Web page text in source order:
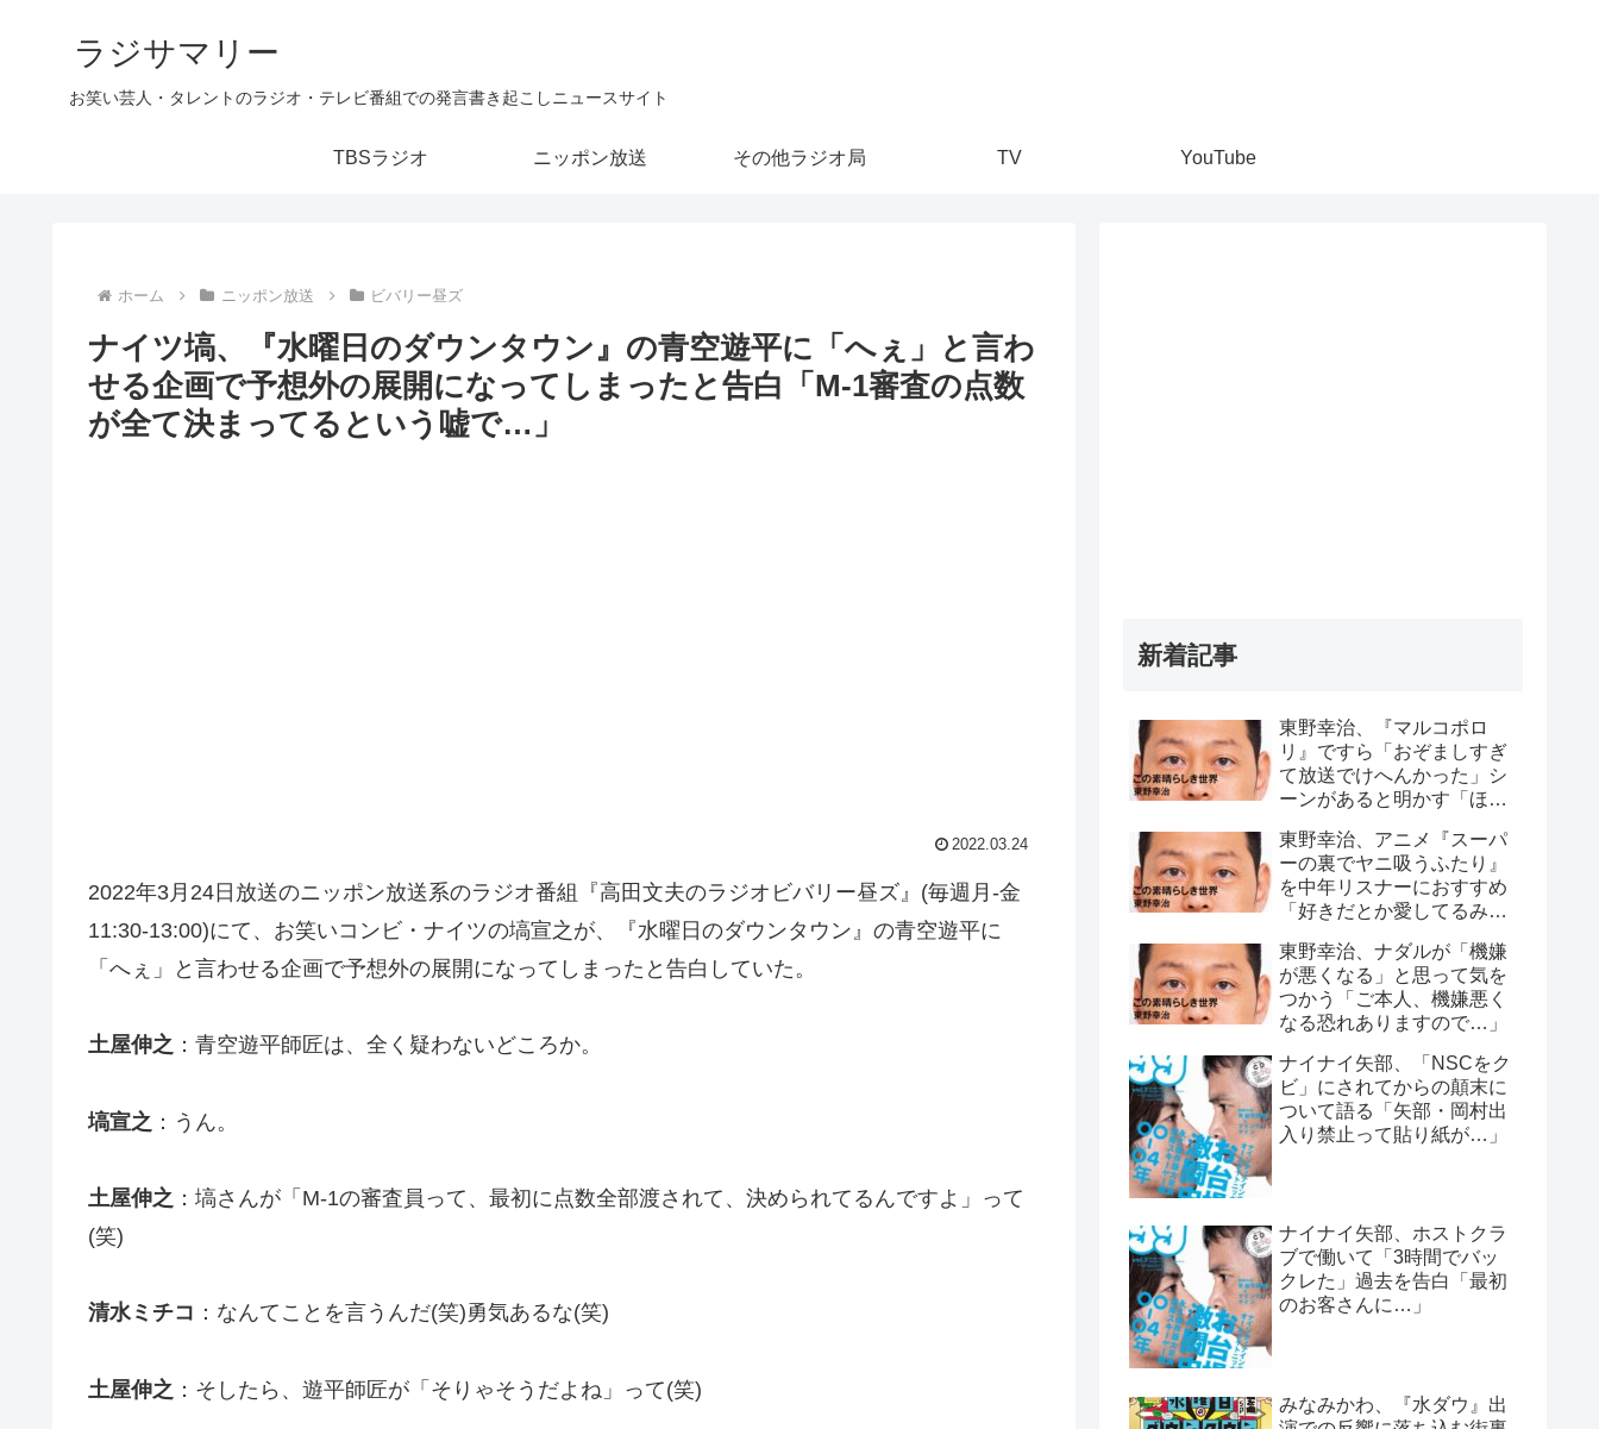
ラジサマリー
お笑い芸人・タレントのラジオ・テレビ番組での発言書き起こしニュースサイト
TBSラジオ ニッポン放送 その他ラジオ局 TV YouTube
ホーム ニッポン放送 ビバリー昼ズ
ナイツ塙、『水曜日のダウンタウン』の青空遊平に「へぇ」と言わ
せる企画で予想外の展開になってしまったと告白「M-1審査の点数
が全て決まってるという嘘で…」
2022.03.24
2022年3月24日放送のニッポン放送系のラジオ番組『高田文夫のラジオビバリー昼ズ』(毎週月-金
11:30-13:00)にて、お笑いコンビ・ナイツの塙宣之が、『水曜日のダウンタウン』の青空遊平に
「へぇ」と言わせる企画で予想外の展開になってしまったと告白していた。
土屋伸之 ：青空遊平師匠は、全く疑わないどころか。
塙宣之 ：うん。
土屋伸之 ：塙さんが「M-1の審査員って、最初に点数全部渡されて、決められてるんですよ」って
(笑)
清水ミチコ ：なんてことを言うんだ(笑)勇気あるな(笑)
土屋伸之 ：そしたら、遊平師匠が「そりゃそうだよね」って(笑)
新着記事
東野幸治、『マルコポロ
リ』ですら「おぞましすぎ
て放送でけへんかった」シ
ーンがあると明かす「ほん
て…」
東野幸治、アニメ『スーパ
ーの裏でヤニ吸うふたり』
を中年リスナーにおすすめ
「好きだとか愛してるみた
東野幸治、ナダルが「機嫌
が悪くなる」と思って気を
つかう「ご本人、機嫌悪く
なる恐れありますので…」
ナイナイ矢部、「NSCをク
ビ」にされてからの顛末に
ついて語る「矢部・岡村出
入り禁止って貼り紙が…」
ナイナイ矢部、ホストクラ
ブで働いて「3時間でバッ
クレた」過去を告白「最初
のお客さんに…」
みなみかわ、『水ダウ』出